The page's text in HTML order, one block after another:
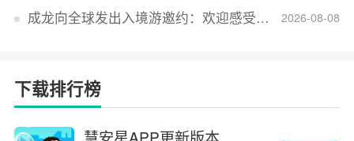
2026-08-08
成龙向全球发出入境游邀约：欢迎感受无滤镜的真实中国
下载排行榜
慧安星APP更新版本